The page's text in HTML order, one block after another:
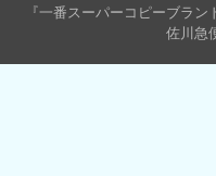
『一番スーパーコピーブラ
佐川急